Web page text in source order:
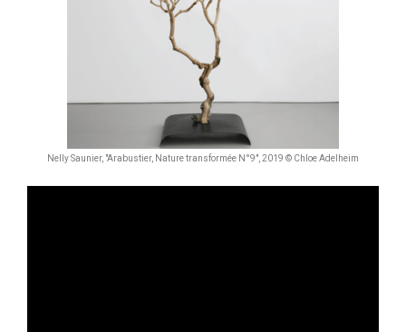
Nelly Saunier, "Arabustier, Nature transformée N°9", 2019 © Chloe Adelheim